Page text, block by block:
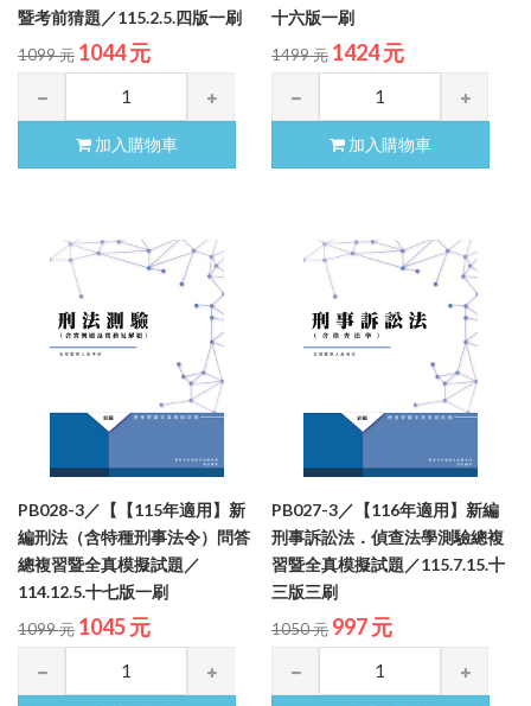
暨考前猜題／115.2.5.四版一刷
1099 元 1044 元
加入購物車
十六版一刷
1499 元 1424 元
加入購物車
PB028-3／【【115年適用】新
編刑法（含特種刑事法令）問答
總複習暨全真模擬試題／
114.12.5.十七版一刷
1099 元 1045 元
PB027-3／【116年適用】新編
刑事訴訟法．偵查法學測驗總複
習暨全真模擬試題／115.7.15.十
三版三刷
1050 元 997 元